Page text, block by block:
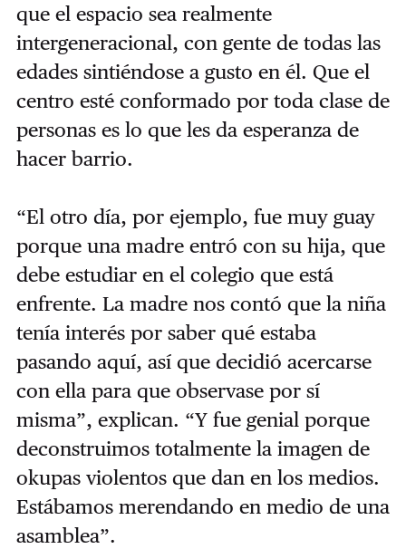
que el espacio sea realmente
intergeneracional, con gente de todas las
edades sintiéndose a gusto en él. Que el
centro esté conformado por toda clase de
personas es lo que les da esperanza de
hacer barrio.
“El otro día, por ejemplo, fue muy guay
porque una madre entró con su hija, que
debe estudiar en el colegio que está
enfrente. La madre nos contó que la niña
tenía interés por saber qué estaba
pasando aquí, así que decidió acercarse
con ella para que observase por sí
misma”, explican. “Y fue genial porque
deconstruimos totalmente la imagen de
okupas violentos que dan en los medios.
Estábamos merendando en medio de una
asamblea”.